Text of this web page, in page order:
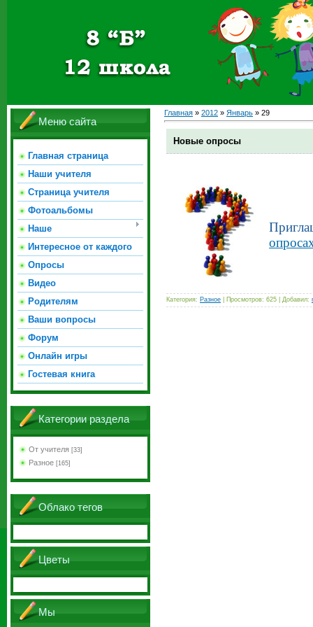
Меню сайта
Главная страница
Наши учителя
Страница учителя
Фотоальбомы
Наше
Интересное от каждого
Опросы
Видео
Родителям
Ваши вопросы
Форум
Онлайн игры
Гостевая книга
Категории раздела
От учителя [33]
Разное [165]
Облако тегов
Цветы
Мы
Главная » 2012 » Январь » 29
Новые опросы
Категория: Разное | Просмотров: 625 | Добавил: